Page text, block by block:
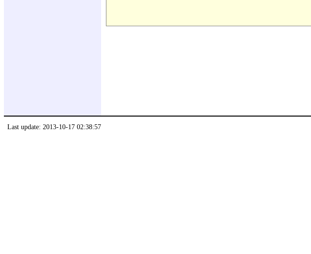
Last update: 2013-10-17 02:38:57